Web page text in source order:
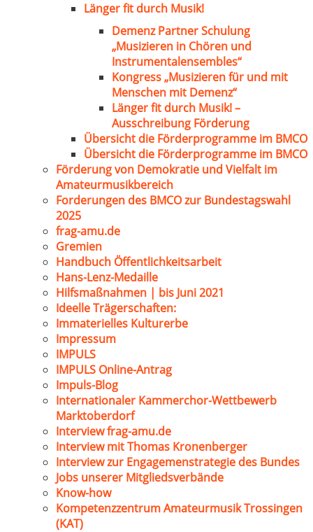
Länger fit durch Musik!
Demenz Partner Schulung
„Musizieren in Chören und
Instrumentalensembles“
Kongress „Musizieren für und mit
Menschen mit Demenz“
Länger fit durch Musik! –
Ausschreibung Förderung
Übersicht die Förderprogramme im BMCO
Übersicht die Förderprogramme im BMCO
Förderung von Demokratie und Vielfalt im
Amateurmusikbereich
Forderungen des BMCO zur Bundestagswahl
2025
frag-amu.de
Gremien
Handbuch Öffentlichkeitsarbeit
Hans-Lenz-Medaille
Hilfsmaßnahmen | bis Juni 2021
Ideelle Trägerschaften:
Immaterielles Kulturerbe
Impressum
IMPULS
IMPULS Online-Antrag
Impuls-Blog
Internationaler Kammerchor-Wettbewerb
Marktoberdorf
Interview frag-amu.de
Interview mit Thomas Kronenberger
Interview zur Engagemenstrategie des Bundes
Jobs unserer Mitgliedsverbände
Know-how
Kompetenzzentrum Amateurmusik Trossingen
(KAT)